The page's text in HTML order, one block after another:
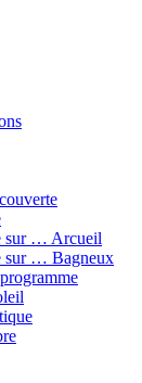
sur … Arcueil
sur … Bagneux